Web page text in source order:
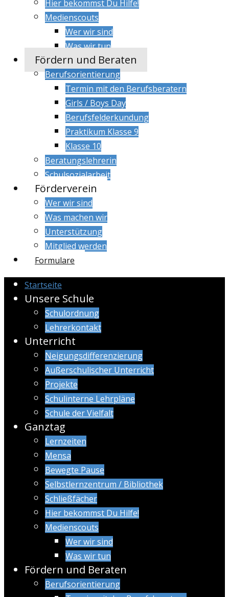
Hier bekommst Du Hilfe!
Medienscouts
Wer wir sind
Was wir tun
Fördern und Beraten
Berufsorientierung
Termin mit den Berufsberatern
Girls / Boys Day
Berufsfelderkundung
Praktikum Klasse 9
Klasse 10
Beratungslehrerin
Schulsozialarbeit
Förderverein
Wer wir sind
Was machen wir
Unterstützung
Mitglied werden
Formulare
Startseite
Unsere Schule
Schulordnung
Lehrerkontakt
Unterricht
Neigungsdifferenzierung
Außerschulischer Unterricht
Projekte
Schulinterne Lehrpläne
Schule der Vielfalt
Ganztag
Lernzeiten
Mensa
Bewegte Pause
Selbstlernzentrum / Bibliothek
Schließfächer
Hier bekommst Du Hilfe!
Medienscouts
Wer wir sind
Was wir tun
Fördern und Beraten
Berufsorientierung